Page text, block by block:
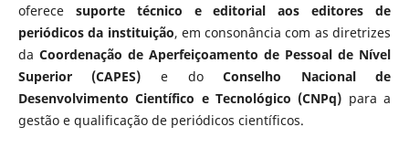
oferece suporte técnico e editorial aos editores de
periódicos da instituição, em consonância com as diretrizes
da Coordenação de Aperfeiçoamento de Pessoal de Nível
Superior (CAPES) e doConselho Nacional de
Desenvolvimento Científico e Tecnológico (CNPq) para a
gestão e qualificação de periódicos científicos.